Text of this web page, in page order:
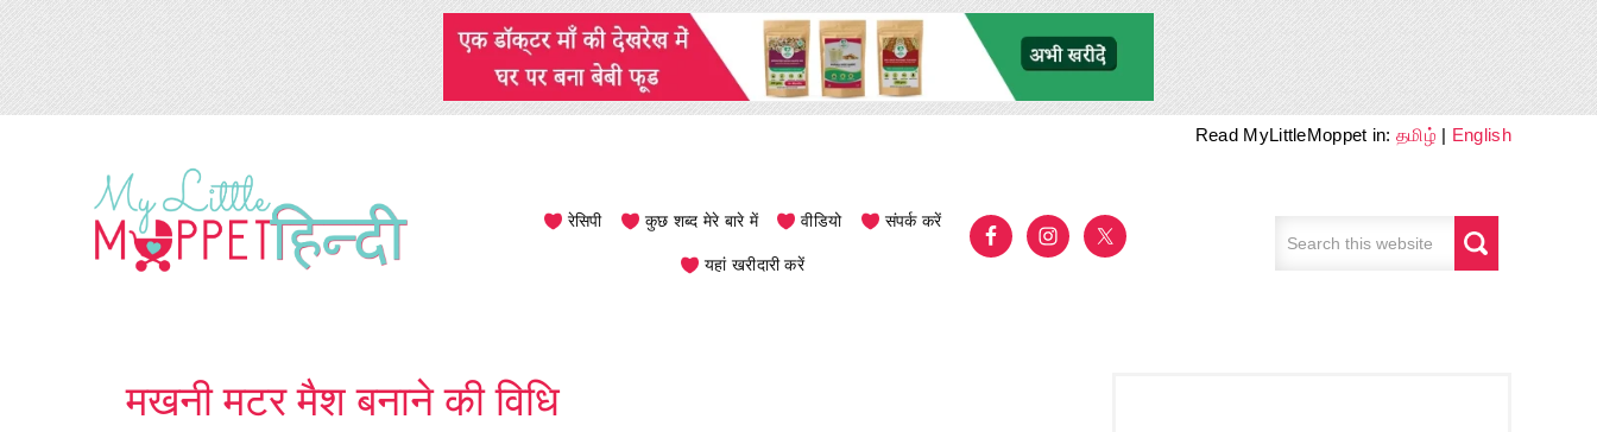
Read MyLittleMoppet in:தமிழ் | English
रेसिपी कुछ शब्द मेरे बारे में वीडियो संपर्क करें
यहां खरीदारी करें
मखनी मटर मैश बनाने की विधि